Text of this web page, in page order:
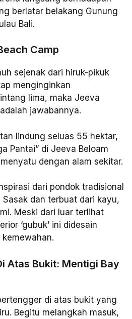
berlatar belakang Gunung
Bali.
Camp
sejenak dari hiruk-pikuk
menginginkan
lima, maka Jeeva
jawabannya.
lindung seluas 55 hektar,
Pantai” di Jeeva Beloam
dengan alam sekitar.
dari pondok tradisional
dan terbuat dari kayu,
Meski dari luar terlihat
‘gubuk’ ini didesain
Atas Bukit: Mentigi Bay
di atas bukit yang
Begitu melangkah masuk,